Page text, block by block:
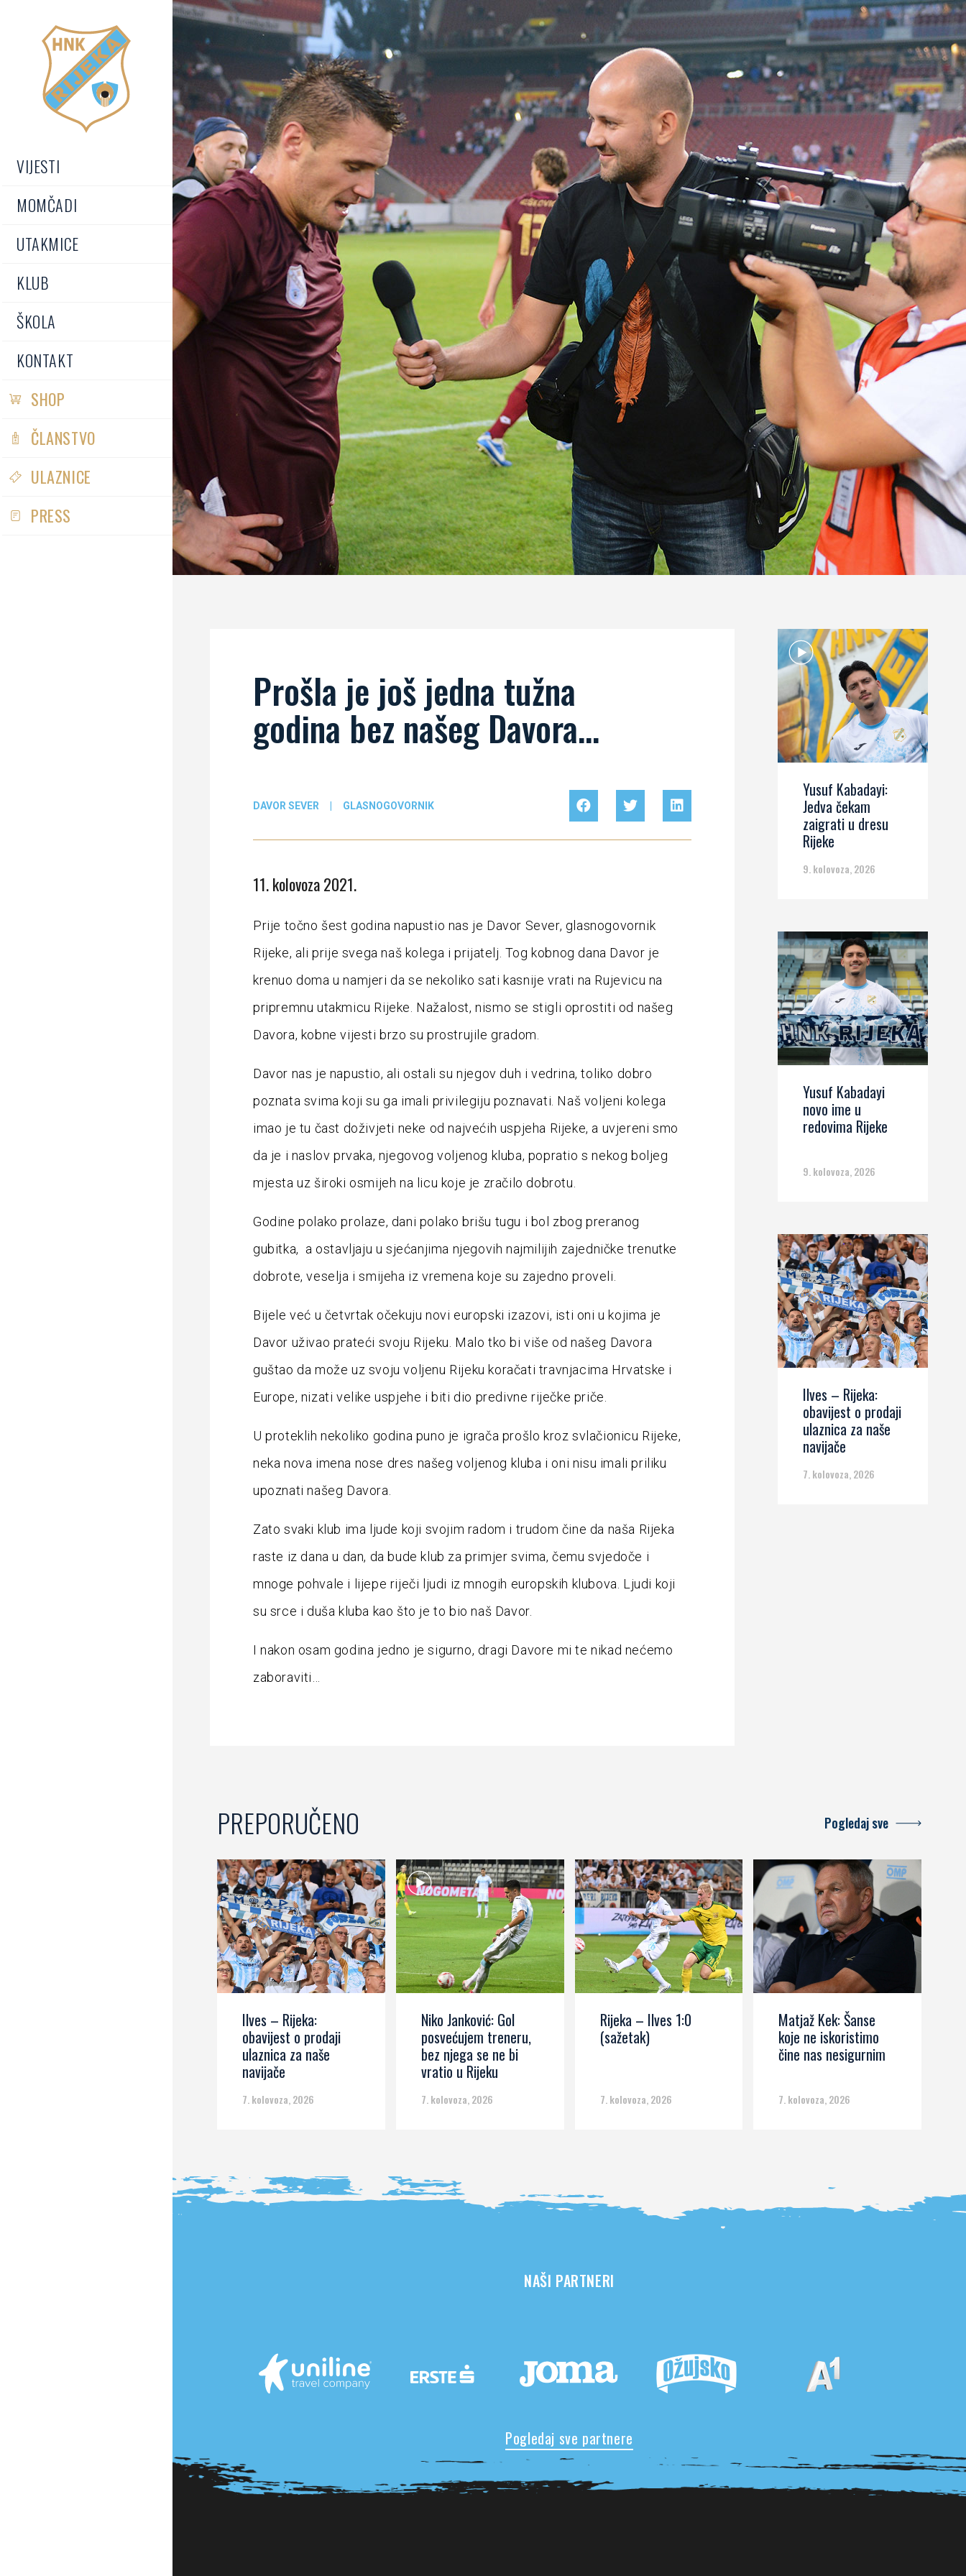
VIJESTI
MOMČADI
UTAKMICE
KLUB
ŠKOLA
KONTAKT
SHOP
ČLANSTVO
ULAZNICE
PRESS
Prošla je još jedna tužna
godina bez našeg Davora…
DAVOR SEVER GLASNOGOVORNIK
11. kolovoza 2021.
Prije točno šest godina napustio nas je Davor Sever, glasnogovornik
Rijeke, ali prije svega naš kolega i prijatelj. Tog kobnog dana Davor je
krenuo doma u namjeri da se nekoliko sati kasnije vrati na Rujevicu na
pripremnu utakmicu Rijeke. Nažalost, nismo se stigli oprostiti od našeg
Davora, kobne vijesti brzo su prostrujile gradom.
Davor nas je napustio, ali ostali su njegov duh i vedrina, toliko dobro
poznata svima koji su ga imali privilegiju poznavati. Naš voljeni kolega
imao je tu čast doživjeti neke od najvećih uspjeha Rijeke, a uvjereni smo
da je i naslov prvaka, njegovog voljenog kluba, popratio s nekog boljeg
mjesta uz široki osmijeh na licu koje je zračilo dobrotu.
Godine polako prolaze, dani polako brišu tugu i bol zbog preranog
gubitka, a ostavljaju u sjećanjima njegovih najmilijih zajedničke trenutke
dobrote, veselja i smijeha iz vremena koje su zajedno proveli.
Bijele već u četvrtak očekuju novi europski izazovi, isti oni u kojima je
Davor uživao prateći svoju Rijeku. Malo tko bi više od našeg Davora
guštao da može uz svoju voljenu Rijeku koračati travnjacima Hrvatske i
Europe, nizati velike uspjehe i biti dio predivne riječke priče.
U proteklih nekoliko godina puno je igrača prošlo kroz svlačionicu Rijeke,
neka nova imena nose dres našeg voljenog kluba i oni nisu imali priliku
upoznati našeg Davora.
Zato svaki klub ima ljude koji svojim radom i trudom čine da naša Rijeka
raste iz dana u dan, da bude klub za primjer svima, čemu svjedoče i
mnoge pohvale i lijepe riječi ljudi iz mnogih europskih klubova. Ljudi koji
su srce i duša kluba kao što je to bio naš Davor.
I nakon osam godina jedno je sigurno, dragi Davore mi te nikad nećemo
zaboraviti…
Yusuf Kabadayi:
Jedva čekam
zaigrati u dresu
Rijeke
9. kolovoza, 2026
Yusuf Kabadayi
novo ime u
redovima Rijeke
9. kolovoza, 2026
Ilves – Rijeka:
obavijest o prodaji
ulaznica za naše
navijače
7. kolovoza, 2026
PREPORUČENO Pogledaj sve
Ilves – Rijeka:
obavijest o prodaji
ulaznica za naše
navijače
7. kolovoza, 2026
Niko Janković: Gol
posvećujem treneru,
bez njega se ne bi
vratio u Rijeku
7. kolovoza, 2026
Rijeka – Ilves 1:0
(sažetak)
7. kolovoza, 2026
Matjaž Kek: Šanse
koje ne iskoristimo
čine nas nesigurnim
7. kolovoza, 2026
NAŠI PARTNERI
Pogledaj sve partnere